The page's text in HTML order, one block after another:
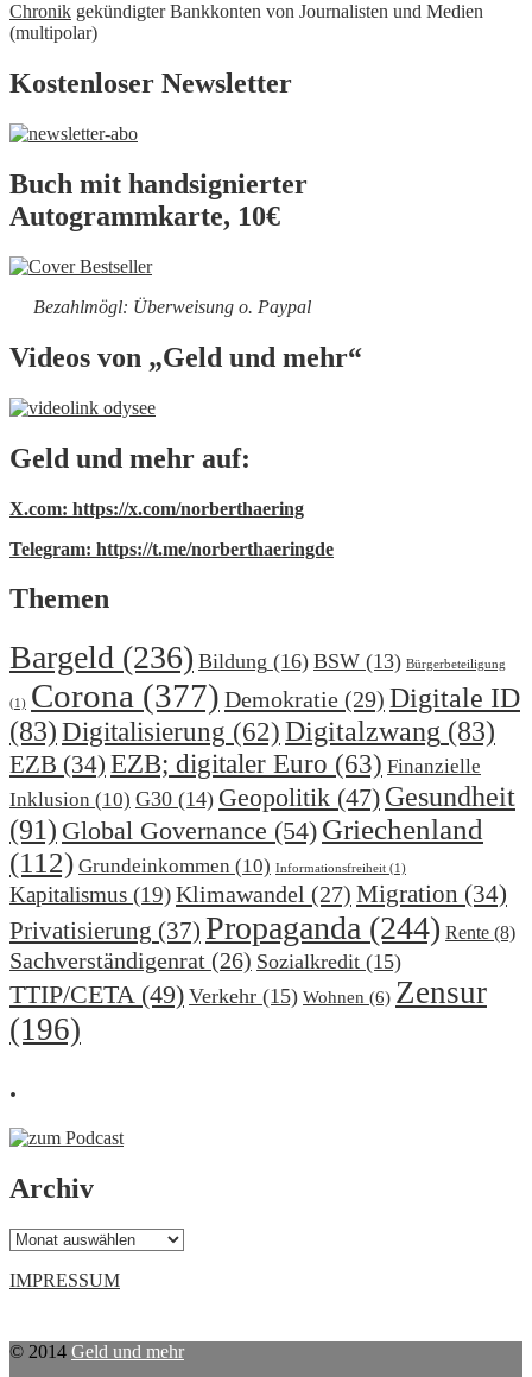
Chronik gekündigter Bankkonten von Journalisten und Medien
(multipolar)
Kostenloser Newsletter
Buch mit handsignierter
Autogrammkarte, 10€
Bezahlmögl: Überweisung o. Paypal
Videos von „Geld und mehr“
Geld und mehr auf:
X.com: https://x.com/norberthaering
Telegram: https://t.me/norberthaeringde
Themen
Bargeld (236) Bildung (16) BSW (13) Bürgerbeteiligung
(1) Corona (377) Demokratie (29) Digitale ID
(83) Digitalisierung (62) Digitalzwang (83)
EZB (34) EZB; digitaler Euro (63) Finanzielle
Inklusion (10) G30 (14) Geopolitik (47) Gesundheit
(91) Global Governance (54) Griechenland
(112) Grundeinkommen (10) Informationsfreiheit (1)
Kapitalismus (19)Klimawandel (27) Migration (34)
Privatisierung (37) Propaganda (244) Rente (8)
Sachverständigenrat (26) Sozialkredit (15)
TTIP/CETA(49) Verkehr (15) Wohnen (6) Zensur
(196)
.
Archiv
Archiv
IMPRESSUM
© 2014 Geld und mehr